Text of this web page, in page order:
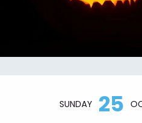
Opening hours &
SUNDAY 25